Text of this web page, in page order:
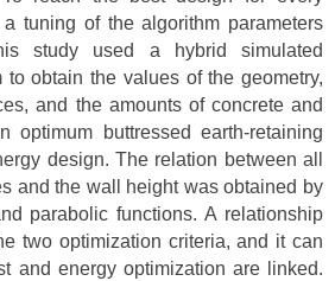
tuning of the algorithm parameters
study used a hybrid simulated
to obtain the values of the geometry,
and the amounts of concrete and
optimum buttressed earth-retaining
design. The relation between all
and the wall height was obtained by
parabolic functions. A relationship
two optimization criteria, and it can
and energy optimization are linked.